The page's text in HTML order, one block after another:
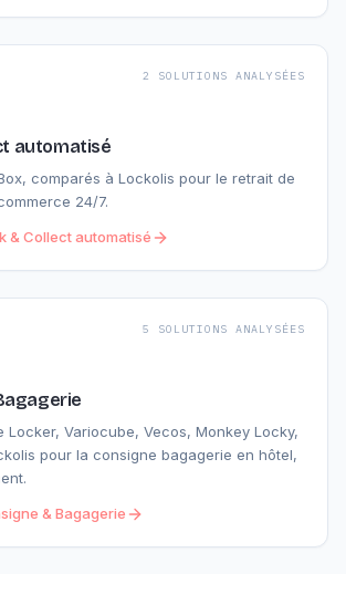
2 SOLUTIONS ANALYSÉES
automatisé
comparés à Lockolis pour le retrait de
24/7.
& Collect automatisé
5 SOLUTIONS ANALYSÉES
Locker, Variocube, Vecos, Monkey Locky,
pour la consigne bagagerie en hôtel,
& Bagagerie